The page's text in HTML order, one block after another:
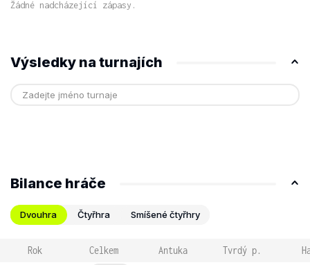
Žádné nadcházející zápasy.
Výsledky na turnajích
Bilance hráče
Dvouhra Čtyřhra Smíšené čtyřhry
Rok Celkem Antuka Tvrdý p.